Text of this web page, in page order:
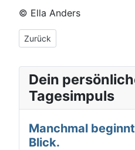
© Ella Anders
Vorheriger Beitrag: Wo ich
Zurück
Dein
Tagesimpuls
Manchmal
Blick.